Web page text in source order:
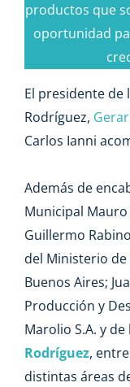
productos que
oportunidad
El presidente de
Rodríguez,
Carlos Ianni
Además de
Municipal
Guillermo
del Ministerio
Buenos Aires;
Producción y
Marolio S.A. y de
Rodríguez,
distintas áreas